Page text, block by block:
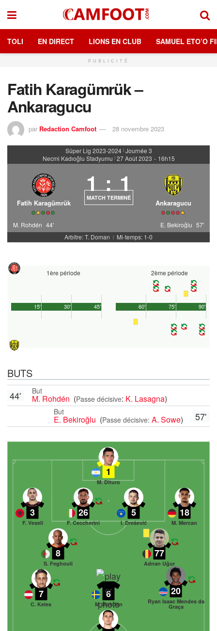
TOLI EN DIRECT LIONS EN CLUB SAMUEL ETO’O
PUBLICITÉ
Fatih Karagümrük –
Ankaragucu
par Redaction Camfoot 28 novembre 2023
Süper Lig 2023-2024 | Journée 3
Necmi Kadıoğlu Stadyumu | 27 Août 2023 - 16h15
Fatih Karagümrük
1 : 1
MATCH TERMINÉ
Ankaragucu
M. Rohdén 44' E. Bekiroğlu 57'
Arbitre: T. Doman
| Mi-temps: 1-0
1ère période
45'
15' 30'
2ème période
90'
60' 75'
BUTS
But
M. Rohdén (Passe décisive: K. Lasagna)
44'
57'
But
E. Bekiroğlu (Passe décisive: A. Sowe)
1
M. Dituro
18
M. Mercan
5
I. Drešević
26
F. Ceccherini
3
F. Veseli
77
Adnan Uğur
8
S. Feghouli
20
Ryan Isaac Mendes da
Graça
6
M. Rohdén
7
C. Keles